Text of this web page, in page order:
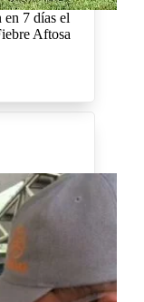
en 7 días el
Aftosa